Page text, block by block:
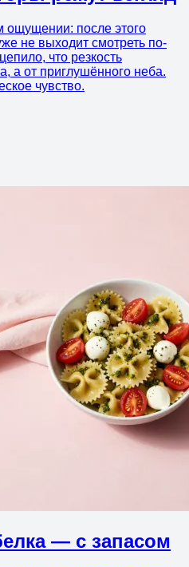
ощущении: после этого
не выходит смотреть по-
что резкость
а от приглушённого неба.
чувство.
— с запасом